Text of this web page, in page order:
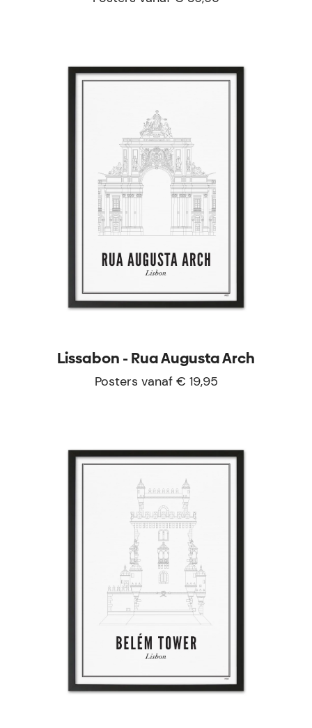
Lissabon - Rua Augusta Arch
Posters vanaf € 19,95